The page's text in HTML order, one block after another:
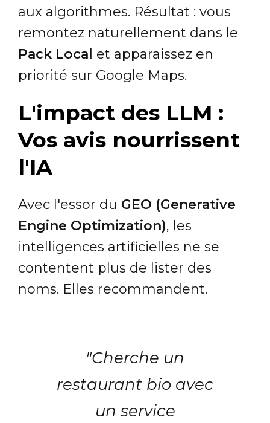
aux algorithmes. Résultat : vous
remontez naturellement dans le
Pack Local et apparaissez en
priorité sur Google Maps.
L'impact des LLM :
Vos avis nourrissent
l'IA
Avec l'essor du GEO (Generative
Engine Optimization), les
intelligences artificielles ne se
contentent plus de lister des
noms. Elles recommandent.
"Cherche un
restaurant bio avec
un service